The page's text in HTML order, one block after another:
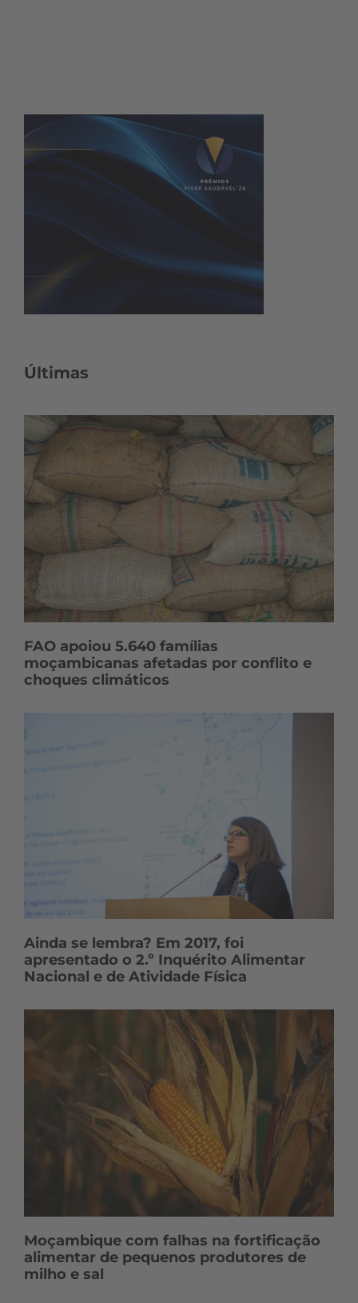
Últimas
FAO apoiou 5.640 famílias
moçambicanas afetadas por conflito e
choques climáticos
Ainda se lembra? Em 2017, foi
apresentado o 2.º Inquérito Alimentar
Nacional e de Atividade Física
Moçambique com falhas na fortificação
alimentar de pequenos produtores de
milho e sal